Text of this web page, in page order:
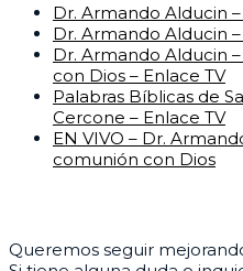
Dr. Armando Alducin –
Dr. Armando Alducin –
Dr. Armando Alducin
con Dios – Enlace TV
Palabras Bíblicas de
Cercone – Enlace TV
EN VIVO – Dr.
comunión con Dios
Queremos seguir